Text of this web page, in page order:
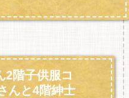
2階子供服コ
んと4階紳士